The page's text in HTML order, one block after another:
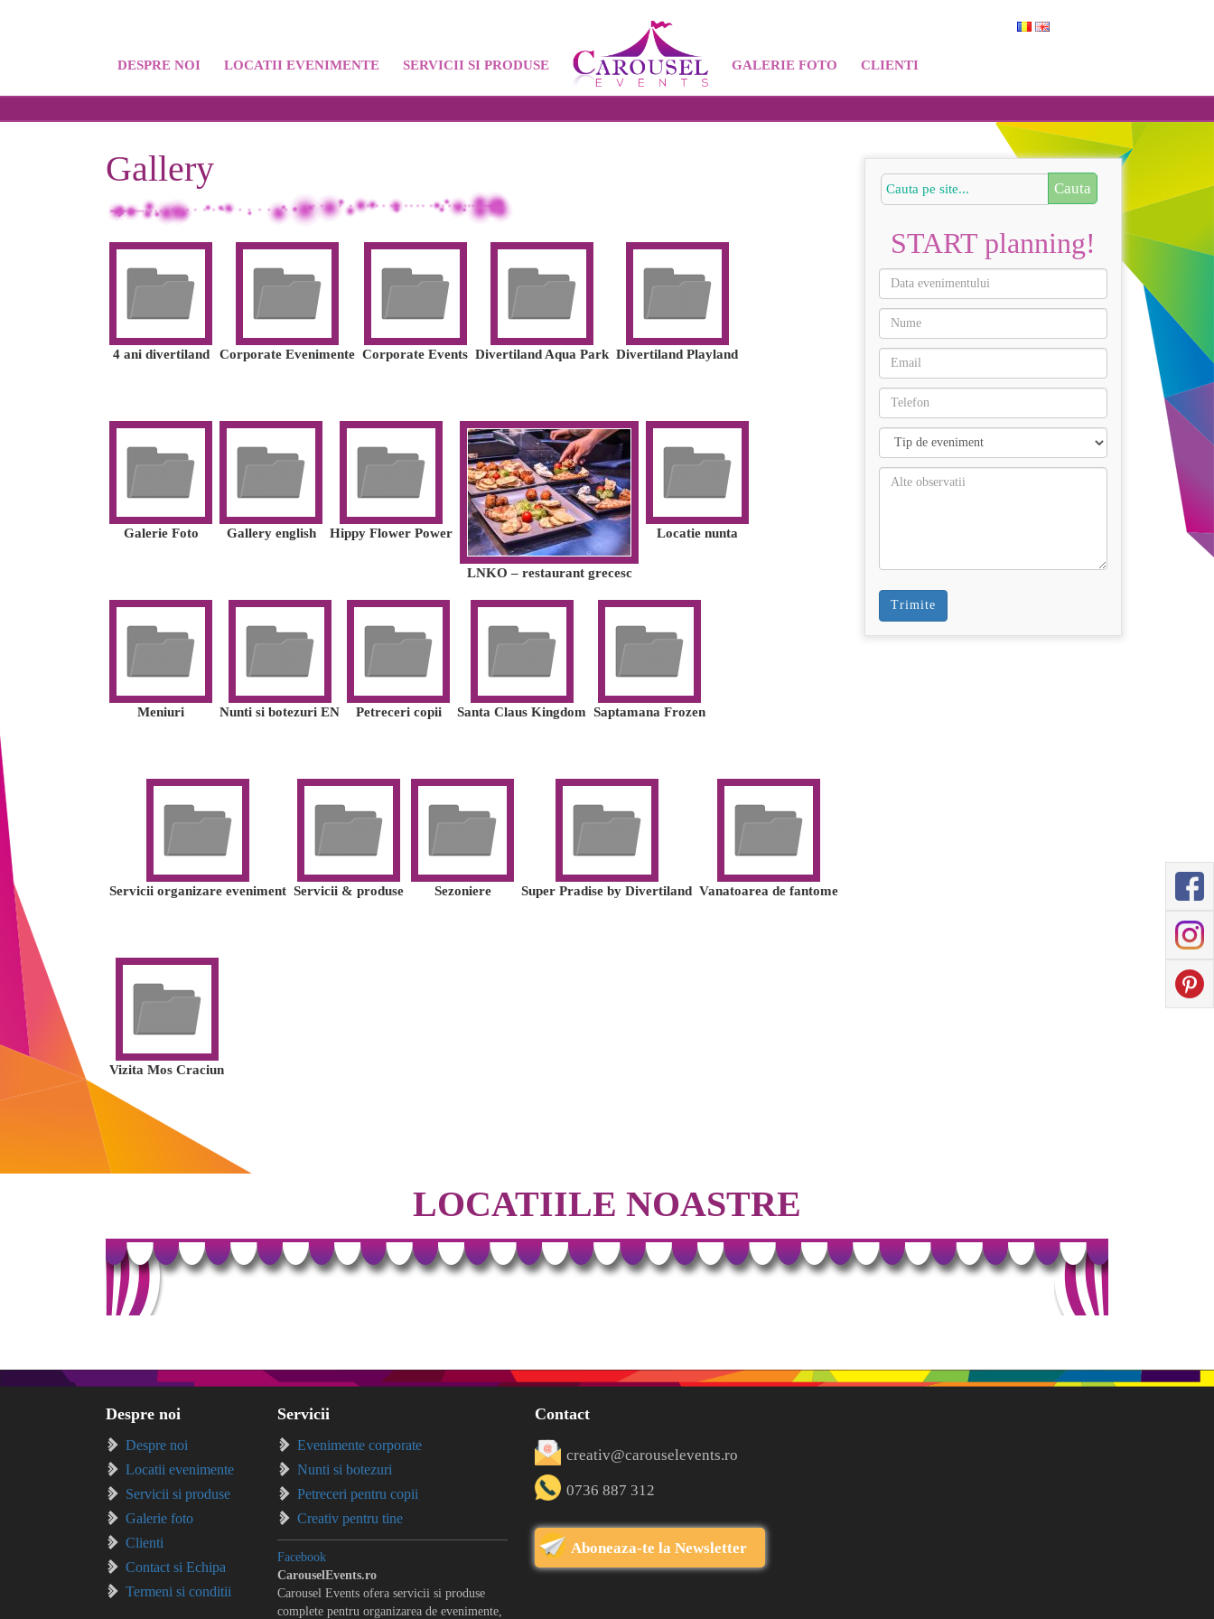
DESPRE NOI LOCATII EVENIMENTE SERVICII SI PRODUSE GALERIE FOTO CLIENTI
Gallery
4 ani divertiland Corporate Evenimente Corporate Events Divertiland Aqua Park Divertiland Playland
Galerie Foto Gallery english Hippy Flower Power
LNKO – restaurant grecesc
Locatie nunta
Meniuri Nunti si botezuri EN Petreceri copii Santa Claus Kingdom Saptamana Frozen
Servicii organizare eveniment Servicii & produse Sezoniere Super Pradise by Divertiland Vanatoarea de fantome
Vizita Mos Craciun
START planning!
Trimite
LOCATIILE NOASTRE
Despre noi
Despre noi
Locatii evenimente
Servicii si produse
Galerie foto
Clienti
Contact si Echipa
Termeni si conditii
Servicii
Evenimente corporate
Nunti si botezuri
Petreceri pentru copii
Creativ pentru tine
Facebook
CarouselEvents.ro
Carousel Events ofera servicii si produse
complete pentru organizarea de evenimente,
Contact
creativ@carouselevents.ro
0736 887 312
Aboneaza-te la Newsletter